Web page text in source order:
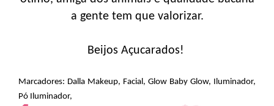
a gente tem que valorizar.
Beijos Açucarados!
Marcadores: Dalla Makeup, Facial , Glow Baby Glow, Iluminador,
Pó Iluminador,